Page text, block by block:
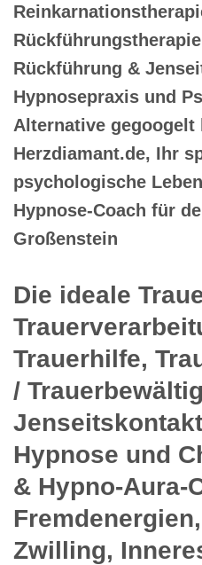
Rückführung &
Hypnosepraxis und
Alternative gegoogelt
Herzdiamant.de, Ihr
psychologische
Hypnose-Coach für
Großenstein
Die ideale
Trauerhilfe,
/
Hypnose und
& Hypno-Aura-
Zwilling,